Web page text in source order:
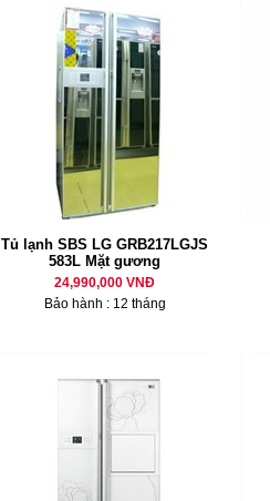
Tủ lạnh SBS LG GRB217LGJS
583L Mặt gương
24,990,000 VNĐ
Bảo hành : 12 tháng